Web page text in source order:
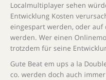
Localmultiplayer sehen
Entwicklung Kosten
eingespart werden, oder auf
werden. Wer einen
trotzdem für seine
Gute Beat em ups a la
co. werden doch auch